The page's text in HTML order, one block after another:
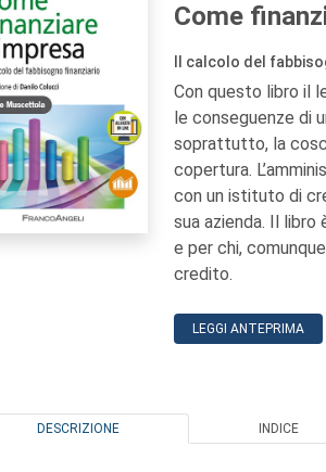
Come
Il calcolo del
Con questo libro il
le conseguenze di
soprattutto, la
copertura.
con un istituto di
sua azienda. Il
e per chi,
credito.
LEGGI ANTEPRIMA
DESCRIZIONE INDICE